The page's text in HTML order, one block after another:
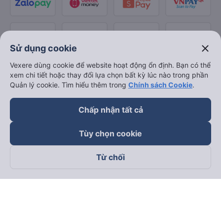
Theo dõi chúng tôi trên
Sử dụng cookie close
Vexere dùng cookie để website hoạt động ổn định. Bạn có thể
xem chi tiết hoặc thay đổi lựa chọn bất kỳ lúc nào trong phần
Quản lý cookie. Tìm hiểu thêm trong Chính sách Cookie.
Chấp nhận tất cả
Tùy chọn cookie
Từ chối